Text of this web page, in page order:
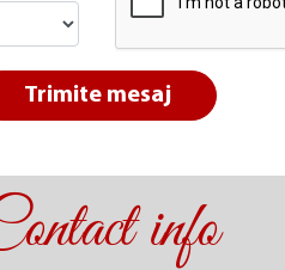
Trimite mesaj
info